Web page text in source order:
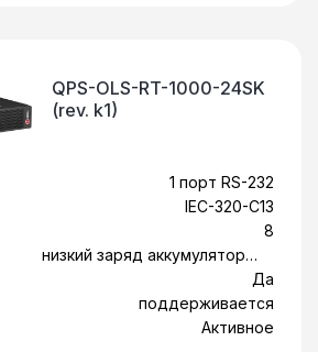
QPS-OLS-RT-1000-24SK
(rev. k1)
1 порт RS-232
IEC-320-C13
8
низкий заряд аккумулятора,
Обрыв вводной линии,
перегрев, сбой системы
Да
поддерживается
Активное